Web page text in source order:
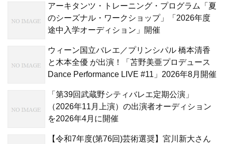
アーキタンツ・トレーニング・プログラム「夏
のシーズナル・ワークショップ」「2026年度
途中入学オーディション」開催
ウィーン国立バレエ／プリンシパル 橋本清香
と木本全優 が出演！「苫野美亜プロデュース
Dance Performance LIVE #11」2026年8月開催
「第39回武蔵野シティバレエ定期公演」
（2026年11月上演）の出演者オーディション
を2026年4月に開催
【令和7年度(第76回)芸術選奨】宮川新大さん